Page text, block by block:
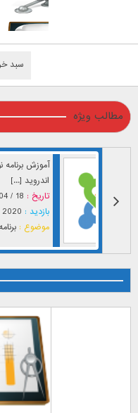
سبد
مطالب ویژه
آموزش برنامه
اندروید [...]
تاریخ : 18 / 04 / 2021
بازدید : 2020
موضوع :